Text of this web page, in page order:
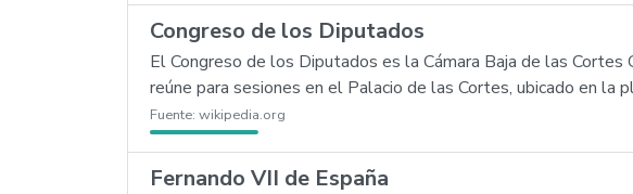
Congreso de los Diputados
El Congreso de los Diputados es la Cámara Baja de las
reúne para sesiones en el Palacio de las Cortes, ubicado en la
Fuente: wikipedia.org
Fernando VII de España